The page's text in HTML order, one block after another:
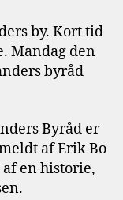
by. Kort tid
Mandag den
byråd
Byråd er
af Erik Bo
en historie,